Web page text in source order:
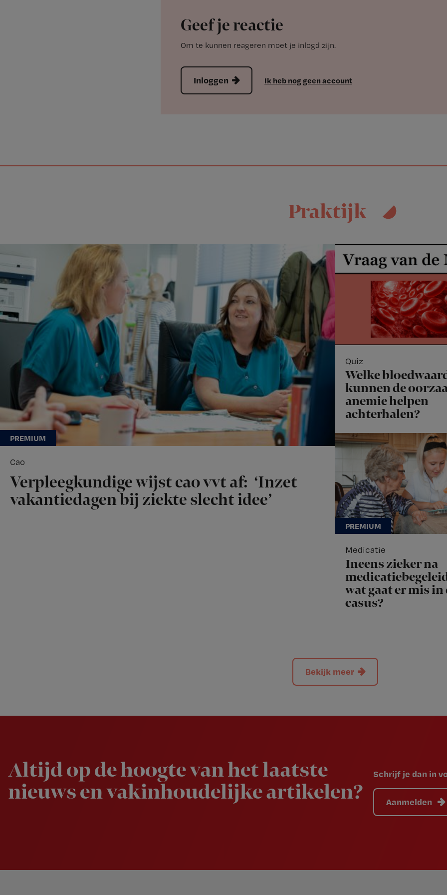
Geef je reactie
Om te kunnen reageren moet je inlogd zijn.
Inloggen Ik heb nog geen account
Praktijk
Cao
Verpleegkundige wijst cao vvt af: ‘Inzet
vakantiedagen bij ziekte slecht idee’
Quiz
Welke
kunnen de
anemie helpen
achterhalen?
Medicatie
Ineens zieker na
wat gaat er mis in
casus?
Bekijk meer
Altijd op de hoogte van het laatste
nieuws en vakinhoudelijke artikelen?
Schrijf je dan in
Aanmelden